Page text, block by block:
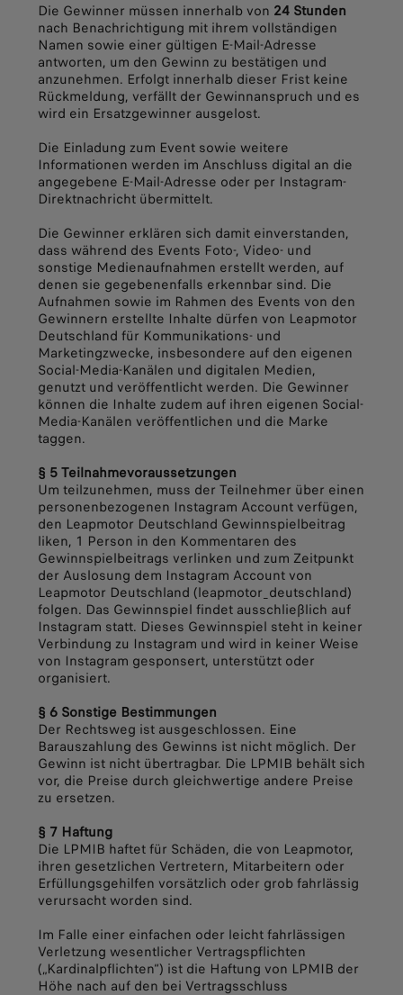
Die Gewinner müssen innerhalb von 24 Stunden
nach Benachrichtigung mit ihrem vollständigen
Namen sowie einer gültigen E-Mail-Adresse
antworten, um den Gewinn zu bestätigen und
anzunehmen. Erfolgt innerhalb dieser Frist keine
Rückmeldung, verfällt der Gewinnanspruch und es
wird ein Ersatzgewinner ausgelost.
Die Einladung zum Event sowie weitere
Informationen werden im Anschluss digital an die
angegebene E-Mail-Adresse oder per Instagram-
Direktnachricht übermittelt.
Die Gewinner erklären sich damit einverstanden,
dass während des Events Foto-, Video- und
sonstige Medienaufnahmen erstellt werden, auf
denen sie gegebenenfalls erkennbar sind. Die
Aufnahmen sowie im Rahmen des Events von den
Gewinnern erstellte Inhalte dürfen von Leapmotor
Deutschland für Kommunikations- und
Marketingzwecke, insbesondere auf den eigenen
Social-Media-Kanälen und digitalen Medien,
genutzt und veröffentlicht werden. Die Gewinner
können die Inhalte zudem auf ihren eigenen Social-
Media-Kanälen veröffentlichen und die Marke
taggen.
§ 5 Teilnahmevoraussetzungen
Um teilzunehmen, muss der Teilnehmer über einen
personenbezogenen Instagram Account verfügen,
den Leapmotor Deutschland Gewinnspielbeitrag
liken, 1 Person in den Kommentaren des
Gewinnspielbeitrags verlinken und zum Zeitpunkt
der Auslosung dem Instagram Account von
Leapmotor Deutschland (leapmotor_deutschland)
folgen. Das Gewinnspiel findet ausschließlich auf
Instagram statt. Dieses Gewinnspiel steht in keiner
Verbindung zu Instagram und wird in keiner Weise
von Instagram gesponsert, unterstützt oder
organisiert.
§ 6 Sonstige Bestimmungen
Der Rechtsweg ist ausgeschlossen. Eine
Barauszahlung des Gewinns ist nicht möglich. Der
Gewinn ist nicht übertragbar. Die LPMIB behält sich
vor, die Preise durch gleichwertige andere Preise
zu ersetzen.
§ 7 Haftung
Die LPMIB haftet für Schäden, die von Leapmotor,
ihren gesetzlichen Vertretern, Mitarbeitern oder
Erfüllungsgehilfen vorsätzlich oder grob fahrlässig
verursacht worden sind.
Im Falle einer einfachen oder leicht fahrlässigen
Verletzung wesentlicher Vertragspflichten
(„Kardinalpflichten“) ist die Haftung von LPMIB der
Höhe nach auf den bei Vertragsschluss